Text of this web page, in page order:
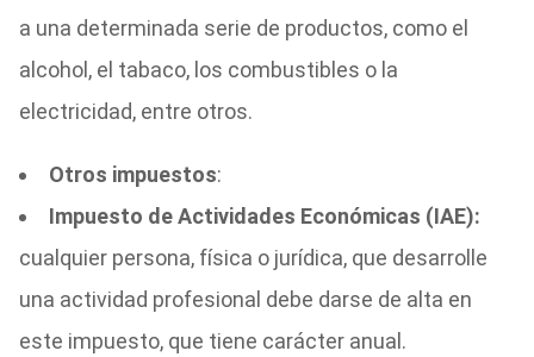
a una determinada serie de productos, como el
alcohol, el tabaco, los combustibles o la
electricidad, entre otros.
Otros impuestos:
Impuesto de Actividades Económicas (IAE):
cualquier persona, física o jurídica, que desarrolle
una actividad profesional debe darse de alta en
este impuesto, que tiene carácter anual.